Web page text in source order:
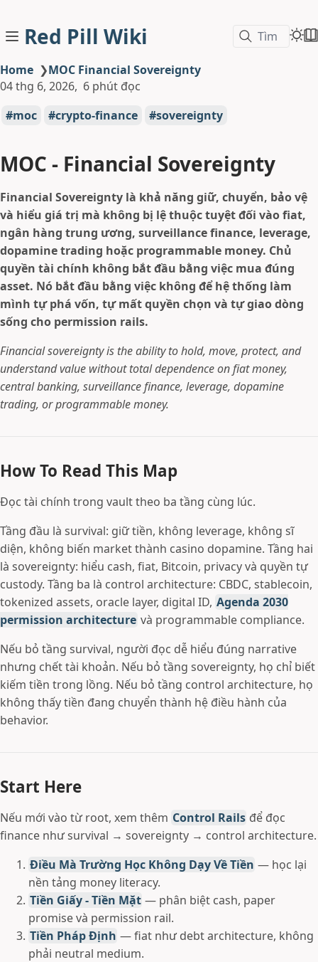
Red Pill Wiki Tìm
Home ❯MOC Financial Sovereignty
04 thg 6, 2026 6 phút đọc
moc
crypto-finance sovereignty
MOC - Financial Sovereignty
Financial Sovereignty là khả năng giữ, chuyển, bảo vệ
và hiểu giá trị mà không bị lệ thuộc tuyệt đối vào fiat,
ngân hàng trung ương, surveillance finance, leverage,
dopamine trading hoặc programmable money. Chủ
quyền tài chính không bắt đầu bằng việc mua đúng
asset. Nó bắt đầu bằng việc không để hệ thống làm
mình tự phá vốn, tự mất quyền chọn và tự giao dòng
sống cho permission rails.
Financial sovereignty is the ability to hold, move, protect, and
understand value without total dependence on fiat money,
central banking, surveillance finance, leverage, dopamine
trading, or programmable money.
How To Read This Map
Đọc tài chính trong vault theo ba tầng cùng lúc.
Tầng đầu là survival: giữ tiền, không leverage, không sĩ
diện, không biến market thành casino dopamine. Tầng hai
là sovereignty: hiểu cash, fiat, Bitcoin, privacy và quyền tự
custody. Tầng ba là control architecture: CBDC, stablecoin,
tokenized assets, oracle layer, digital ID, Agenda 2030
permission architecture và programmable compliance.
Nếu bỏ tầng survival, người đọc dễ hiểu đúng narrative
nhưng chết tài khoản. Nếu bỏ tầng sovereignty, họ chỉ biết
kiếm tiền trong lồng. Nếu bỏ tầng control architecture, họ
không thấy tiền đang chuyển thành hệ điều hành của
behavior.
Start Here
Nếu mới vào từ root, xem thêm Control Rails để đọc
finance như survival → sovereignty → control architecture.
Điều Mà Trường Học Không Dạy Về Tiền — học lại
nền tảng money literacy.
Tiền Giấy - Tiền Mặt — phân biệt cash, paper
promise và permission rail.
Tiền Pháp Định — fiat như debt architecture, không
phải neutral medium.